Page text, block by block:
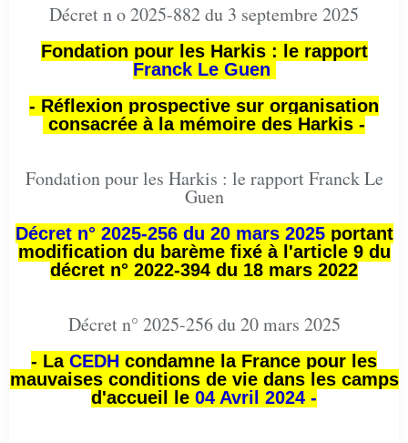
Décret n o 2025-882 du 3 septembre 2025
Fondation pour les Harkis : le rapport
Franck Le Guen
- Réflexion prospective sur organisation
consacrée à la mémoire des Harkis -
Fondation pour les Harkis : le rapport Franck Le
Guen
Décret n° 2025-256 du 20 mars 2025portant
modification du barème fixé à l'article 9 du
décret n° 2022-394 du 18 mars 2022
Décret n° 2025-256 du 20 mars 2025
- La CEDH condamne la France pour les
mauvaises conditions de vie dans les camps
d'accueil le 04 Avril 2024 -